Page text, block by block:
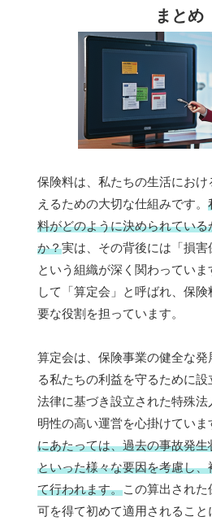
まとめ
保険料は、私たちの生活にお
えるための大切な仕組みです。
料がどのように決められてい
か？実は、その背後には「損害
という組織が深く関わってい
して「算定会」と呼ばれ、保
要な役割を担っています。
算定会は、保険事業の健全な
る私たちの利益を守るために設
法律に基づき設立された特殊
明性の高い運営を心掛けていま
にあたっては、過去の事故発
といった様々な要因を考慮し
て行われます。この算出され
可を得て初めて適用されるこ